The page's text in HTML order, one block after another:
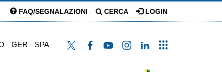
FAQ/SEGNALAZIONI CERCA LOGIN
GER SPA